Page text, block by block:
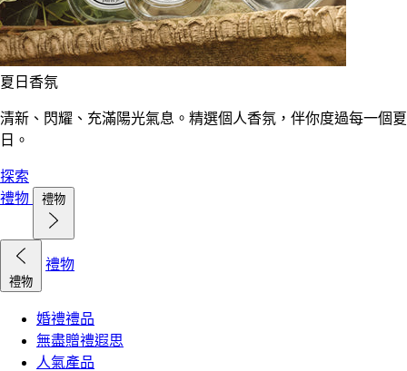
夏日香氛
清新、閃耀、充滿陽光氣息。精選個人香氛，伴你度過每一個夏
日。
探索
禮物
禮物
禮物
禮物
婚禮禮品
無盡贈禮遐思
人氣產品